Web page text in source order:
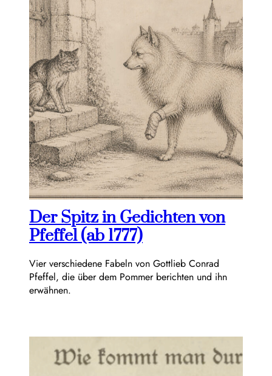
Der Spitz in Gedichten von
Pfeffel (ab 1777)
Vier verschiedene Fabeln von Gottlieb Conrad
Pfeffel, die über dem Pommer berichten und ihn
erwähnen.